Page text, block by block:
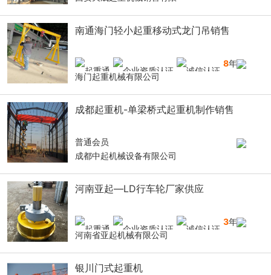
南通海门轻小起重移动式龙门吊销售
8年
海门起重机械有限公司
成都起重机-单梁桥式起重机制作销售
普通会员
成都中起机械设备有限公司
河南亚起—LD行车轮厂家供应
3年
河南省亚起机械有限公司
银川门式起重机